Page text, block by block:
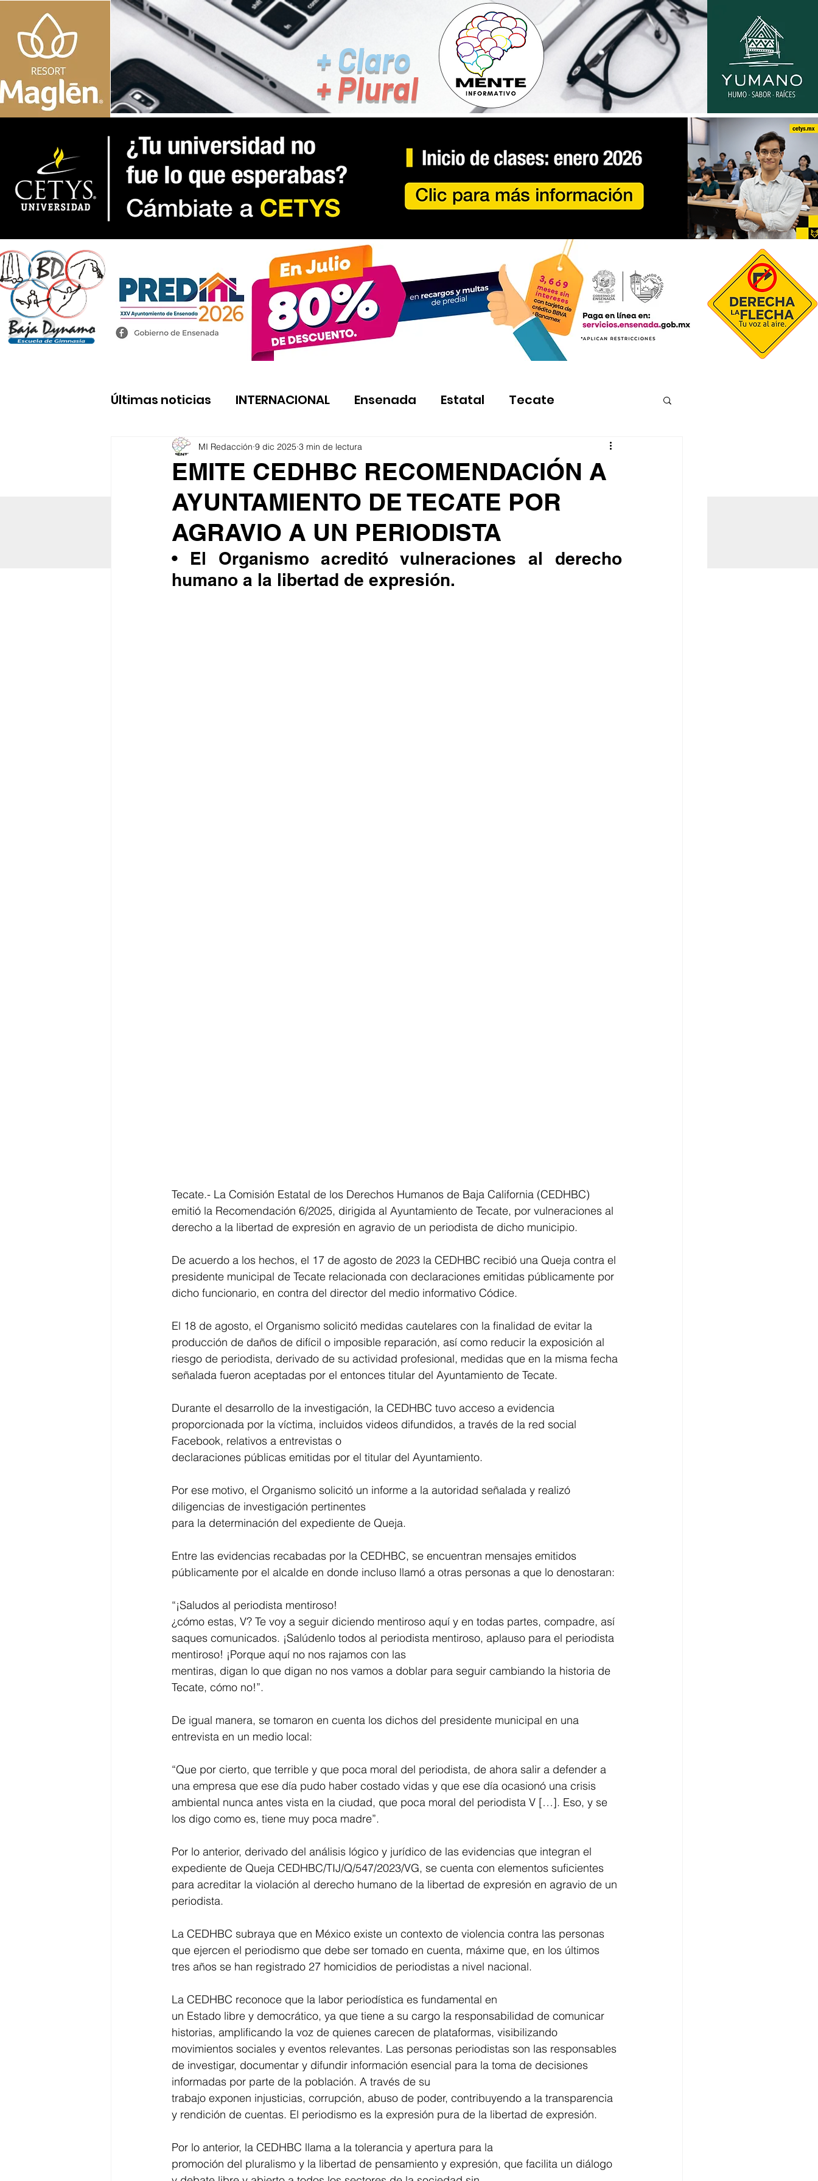
+ Claro
+ Plural
Últimas noticias INTERNACIONAL Ensenada Estatal Tecate
EMITE CEDHBC RECOMENDACIÓN A
AYUNTAMIENTO DE TECATE POR
AGRAVIO A UN PERIODISTA
MI Redacción 9 dic 2025 3 min de lectura
• El Organismo acreditó vulneraciones al derecho
humano a la libertad de expresión.
Tecate.- La Comisión Estatal de los Derechos Humanos de Baja California (CEDHBC)
emitió la Recomendación 6/2025, dirigida al Ayuntamiento de Tecate, por vulneraciones al
derecho a la libertad de expresión en agravio de un periodista de dicho municipio.
De acuerdo a los hechos, el 17 de agosto de 2023 la CEDHBC recibió una Queja contra el
presidente municipal de Tecate relacionada con declaraciones emitidas públicamente por
dicho funcionario, en contra del director del medio informativo Códice.
El 18 de agosto, el Organismo solicitó medidas cautelares con la finalidad de evitar la
producción de daños de difícil o imposible reparación, así como reducir la exposición al
riesgo de periodista, derivado de su actividad profesional, medidas que en la misma fecha
señalada fueron aceptadas por el entonces titular del Ayuntamiento de Tecate.
Durante el desarrollo de la investigación, la CEDHBC tuvo acceso a evidencia
proporcionada por la víctima, incluidos videos difundidos, a través de la red social
Facebook, relativos a entrevistas o
declaraciones públicas emitidas por el titular del Ayuntamiento.
Por ese motivo, el Organismo solicitó un informe a la autoridad señalada y realizó
diligencias de investigación pertinentes
para la determinación del expediente de Queja.
Entre las evidencias recabadas por la CEDHBC, se encuentran mensajes emitidos
públicamente por el alcalde en donde incluso llamó a otras personas a que lo denostaran:
“¡Saludos al periodista mentiroso!
¿cómo estas, V? Te voy a seguir diciendo mentiroso aquí y en todas partes, compadre, así
saques comunicados. ¡Salúdenlo todos al periodista mentiroso, aplauso para el periodista
mentiroso! ¡Porque aquí no nos rajamos con las
mentiras, digan lo que digan no nos vamos a doblar para seguir cambiando la historia de
Tecate, cómo no!”.
De igual manera, se tomaron en cuenta los dichos del presidente municipal en una
entrevista en un medio local:
“Que por cierto, que terrible y que poca moral del periodista, de ahora salir a defender a
una empresa que ese día pudo haber costado vidas y que ese día ocasionó una crisis
ambiental nunca antes vista en la ciudad, que poca moral del periodista V […]. Eso, y se
los digo como es, tiene muy poca madre”.
Por lo anterior, derivado del análisis lógico y jurídico de las evidencias que integran el
expediente de Queja CEDHBC/TIJ/Q/547/2023/VG, se cuenta con elementos suficientes
para acreditar la violación al derecho humano de la libertad de expresión en agravio de un
periodista.
La CEDHBC subraya que en México existe un contexto de violencia contra las personas
que ejercen el periodismo que debe ser tomado en cuenta, máxime que, en los últimos
tres años se han registrado 27 homicidios de periodistas a nivel nacional.
La CEDHBC reconoce que la labor periodística es fundamental en
un Estado libre y democrático, ya que tiene a su cargo la responsabilidad de comunicar
historias, amplificando la voz de quienes carecen de plataformas, visibilizando
movimientos sociales y eventos relevantes. Las personas periodistas son las responsables
de investigar, documentar y difundir información esencial para la toma de decisiones
informadas por parte de la población. A través de su
trabajo exponen injusticias, corrupción, abuso de poder, contribuyendo a la transparencia
y rendición de cuentas. El periodismo es la expresión pura de la libertad de expresión.
Por lo anterior, la CEDHBC llama a la tolerancia y apertura para la
promoción del pluralismo y la libertad de pensamiento y expresión, que facilita un diálogo